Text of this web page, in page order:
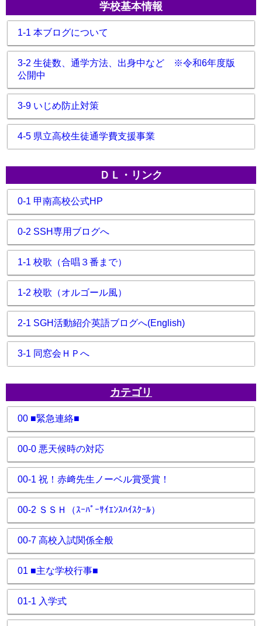
学校基本情報
1-1 本ブログについて
3-2 生徒数、通学方法、出身中など ※令和6年度版
公開中
3-9 いじめ防止対策
4-5 県立高校生徒通学費支援事業
ＤＬ・リンク
0-1 甲南高校公式HP
0-2 SSH専用ブログへ
1-1 校歌（合唱３番まで）
1-2 校歌（オルゴール風）
2-1 SGH活動紹介英語ブログへ(English)
3-1 同窓会ＨＰへ
カテゴリ
00 ■緊急連絡■
00-0 悪天候時の対応
00-1 祝！赤﨑先生ノーベル賞受賞！
00-2 ＳＳＨ（ｽｰﾊﾟｰｻｲｴﾝｽﾊｲｽｸｰﾙ）
00-7 高校入試関係全般
01 ■主な学校行事■
01-1 入学式